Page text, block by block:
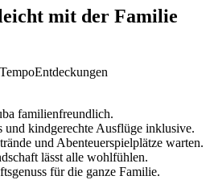
mit der Familie
Entdeckungen
familienfreundlich.
und kindgerechte Ausflüge inklusive.
und Abenteuerspielplätze warten.
lässt alle wohlfühlen.
für die ganze Familie.